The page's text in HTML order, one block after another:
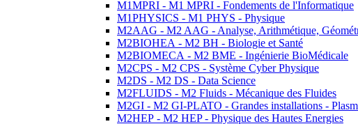
M1MPRI - M1 MPRI - Fondements de l'Informatique
M1PHYSICS - M1 PHYS - Physique
M2AAG - M2 AAG - Analyse, Arithmétique,
M2BIOHEA - M2 BH - Biologie et Santé
M2BIOMECA - M2 BME - Ingénierie BioMédicale
M2CPS - M2 CPS - Système Cyber Physique
M2DS - M2 DS - Data Science
M2FLUIDS - M2 Fluids - Mécanique des Fluides
M2GI - M2 GI-PLATO - Grandes installations -
M2HEP - M2 HEP - Physique des Hautes Energies